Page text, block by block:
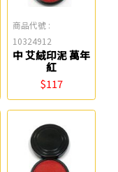
商品代號 :
10324912
中 艾絨印泥 萬年
紅
$117